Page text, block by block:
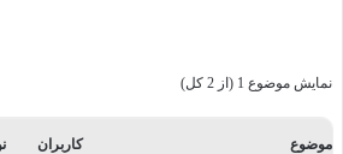
نمایش موضوع 1 (از 2 کل)
موضوع کاربران